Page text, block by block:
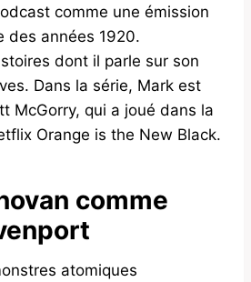
comme une émission
des années 1920.
dont il parle sur son
Dans la série, Mark est
McGorry, qui a joué dans la
Orange is the New Black.
comme
atomiques